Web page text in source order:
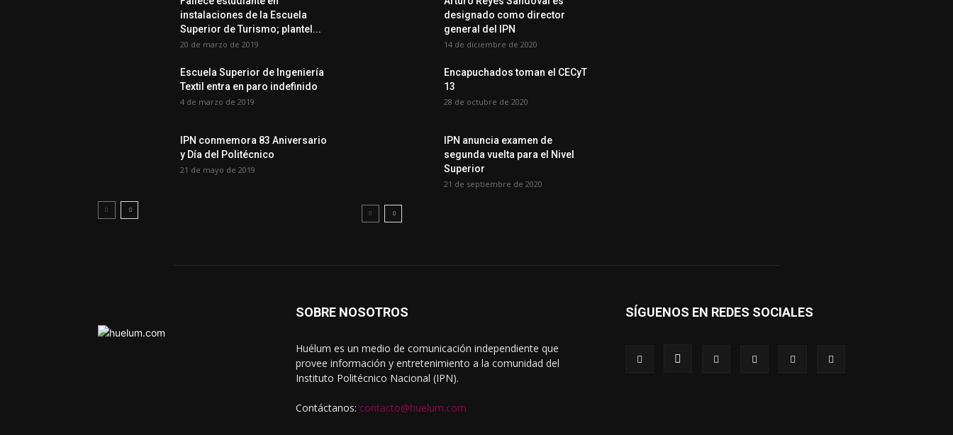
instalaciones de la Escuela
Superior de Turismo; plantel...
20 de marzo de 2019
Escuela Superior de Ingeniería
Textil entra en paro indefinido
4 de marzo de 2019
IPN conmemora 83 Aniversario
y Día del Politécnico
21 de mayo de 2019
designado como director
general del IPN
14 de diciembre de 2020
Encapuchados toman el CECyT
13
28 de octubre de 2020
IPN anuncia examen de
segunda vuelta para el Nivel
Superior
21 de septiembre de 2020
SOBRE NOSOTROS
Huélum es un medio de comunicación independiente que
provee información y entretenimiento a la comunidad del
Instituto Politécnico Nacional (IPN).
Contáctanos: contacto@huelum.com
SÍGUENOS EN REDES SOCIALES